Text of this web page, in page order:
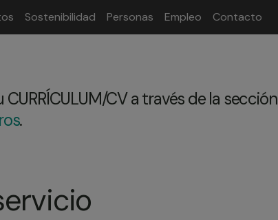
Sostenibilidad Personas Empleo Contacto
CV a través de la sección
.